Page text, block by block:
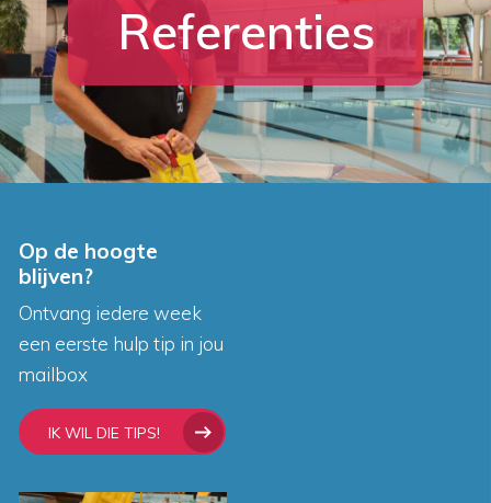
Referenties
Op de hoogte
blijven?
Ontvang iedere week
een eerste hulp tip in jou
mailbox
IK WIL DIE TIPS!